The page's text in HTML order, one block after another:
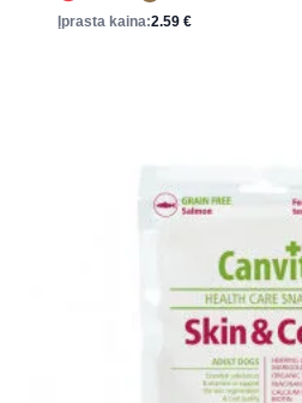
Įprasta kaina:2.59 €